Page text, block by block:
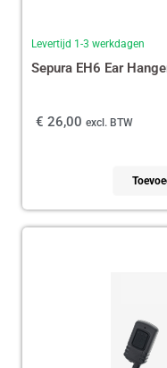
Levertijd 1-3 werkdagen
Sepura EH6 Ear
€ 26,00 excl. BTW